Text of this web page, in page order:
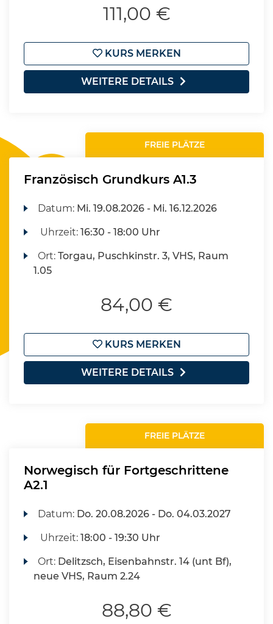
111,00 €
KURS MERKEN
WEITERE DETAILS
FREIE PLÄTZE
Französisch Grundkurs A1.3
Datum: Mi. 19.08.2026 - Mi. 16.12.2026
Uhrzeit:16:30 - 18:00 Uhr
Ort:Torgau, Puschkinstr. 3, VHS, Raum
1.05
84,00 €
KURS MERKEN
WEITERE DETAILS
FREIE PLÄTZE
Norwegisch für Fortgeschrittene
A2.1
Datum: Do. 20.08.2026 - Do. 04.03.2027
Uhrzeit:18:00 - 19:30 Uhr
Ort: Delitzsch, Eisenbahnstr. 14 (unt Bf),
neue VHS, Raum 2.24
88,80 €